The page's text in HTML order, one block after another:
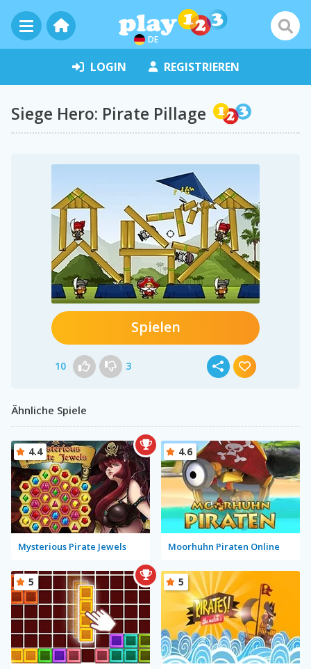
DE
LOGIN REGISTRIEREN
Siege Hero: Pirate Pillage
Spielen
10 3
Ähnliche Spiele
Mysterious Pirate Jewels
4.4
Moorhuhn Piraten Online
4.6
5 5